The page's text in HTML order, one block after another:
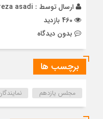
ارسال توسط : asadi
بدون دیدگاه
برچسب ها
مجلس یازدهم